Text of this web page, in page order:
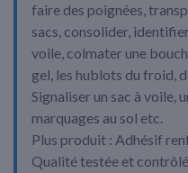
faire des poignées,
sacs, consolider,
voile, colmater une
gel, les hublots du froid,
Signaliser un sac à voile,
marquages au sol etc.
Plus produit : Adhésif
Qualité testée et